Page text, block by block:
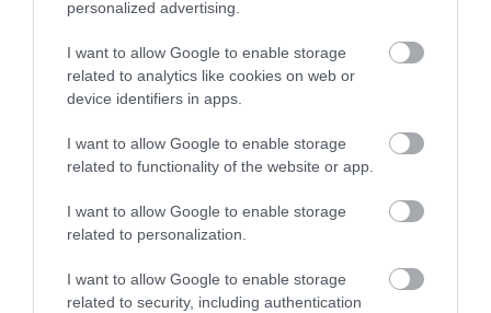
personalized advertising.
I want to allow Google to enable storage
related to analytics like cookies on web or
device identifiers in apps.
I want to allow Google to enable storage
related to functionality of the website or app.
I want to allow Google to enable storage
related to personalization.
I want to allow Google to enable storage
related to security, including authentication
ELOLTOTTÁK A TÜZET
DÉDESTAPOLCSÁNYNÁL, KILENCÓRÁS
KÜZDELE...
2026. augusztus 06|Környék ügye
KATONAI HELIKOPTEREK SEGÍTIK AZ